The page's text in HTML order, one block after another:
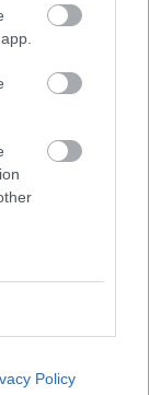
Policy
hónap alatt
a Dontnod